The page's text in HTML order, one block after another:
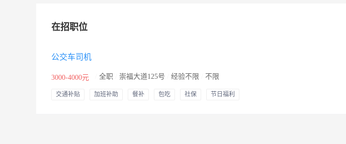
在招职位
公交车司机
3000-4000元 全职 崇福大道125号 经验不限 不限
交通补贴 加班补助 餐补 包吃 社保 节日福利